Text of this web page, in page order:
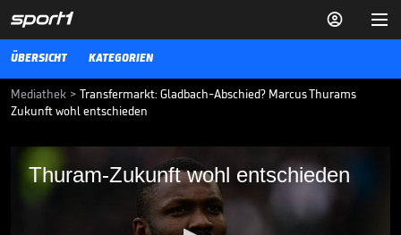


ÜBERSICHT KATEGORIEN
Mediathek > Transfermarkt: Gladbach-Abschied? Marcus Thurams
Zukunft wohl entschieden
Thuram-Zukunft wohl entschieden
Thuram-Zukunft wohl entschieden
Die Zeit von Marcus Thuram bei Borussia Mönchengladbach scheint
sich dem Ende zuzuneigen.